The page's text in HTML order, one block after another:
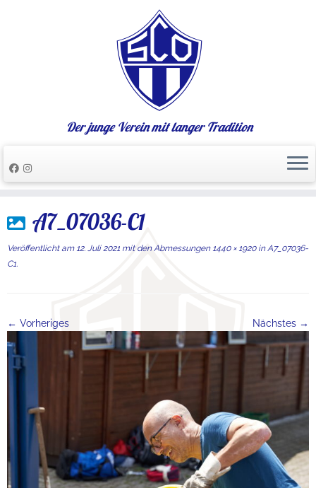
Inhalt
springen
Der junge Verein mit langer Tradition
A7_07036-C1
Veröffentlicht am 12. Juli 2021 mit den Abmessungen1440 × 1920inA7_07036-
C1.
← Vorheriges Nächstes →